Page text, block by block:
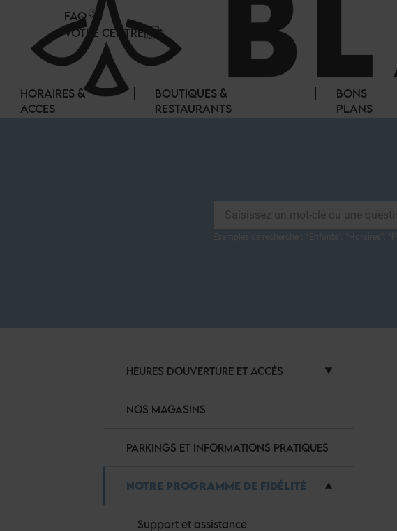
FAQ
VOTRE CENTRE
HORAIRES &
ACCES
BOUTIQUES &
RESTAURANTS
BONS
PLANS
HEURES D'OUVERTURE ET ACCÈS
NOS MAGASINS
PARKINGS ET INFORMATIONS PRATIQUES
NOTRE PROGRAMME DE FIDÉLITÉ
Support et assistance
Panneau de gestion des cookies